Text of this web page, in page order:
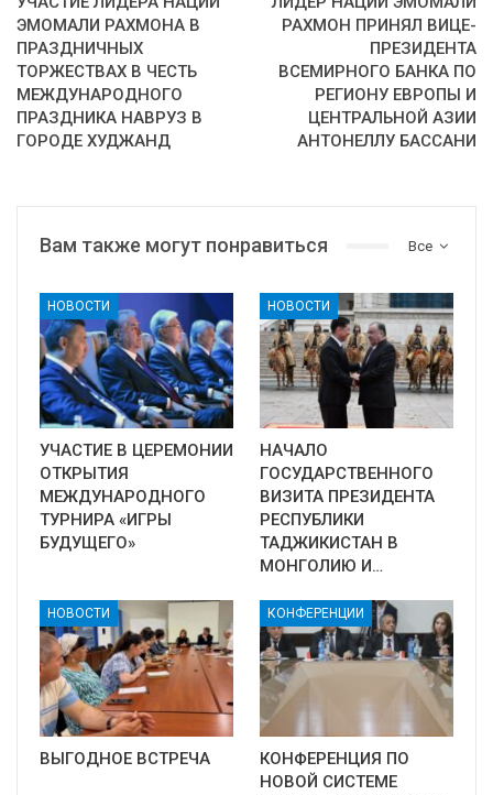
ЭМОМАЛИ РАХМОНА В
ПРАЗДНИЧНЫХ
ТОРЖЕСТВАХ В ЧЕСТЬ
МЕЖДУНАРОДНОГО
ПРАЗДНИКА НАВРУЗ В
ГОРОДЕ ХУДЖАНД
РАХМОН ПРИНЯЛ ВИЦЕ-
ПРЕЗИДЕНТА
ВСЕМИРНОГО БАНКА ПО
РЕГИОНУ ЕВРОПЫ И
ЦЕНТРАЛЬНОЙ АЗИИ
АНТОНЕЛЛУ БАССАНИ
Все
Вам также могут понравиться
НОВОСТИ
УЧАСТИЕ В ЦЕРЕМОНИИ
ОТКРЫТИЯ
МЕЖДУНАРОДНОГО
ТУРНИРА «ИГРЫ
БУДУЩЕГО»
НОВОСТИ
НАЧАЛО
ГОСУДАРСТВЕННОГО
ВИЗИТА ПРЕЗИДЕНТА
РЕСПУБЛИКИ
ТАДЖИКИСТАН В
МОНГОЛИЮ И…
НОВОСТИ
ВЫГОДНОЕ ВСТРЕЧА
КОНФЕРЕНЦИИ
КОНФЕРЕНЦИЯ ПО
НОВОЙ СИСТЕМЕ